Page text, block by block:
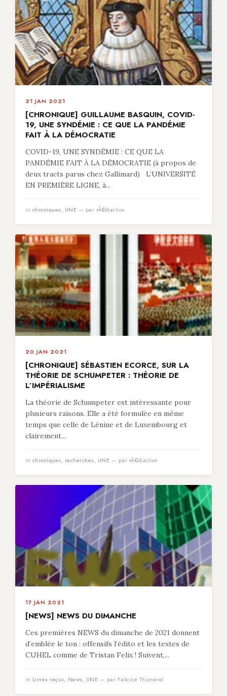
21 JAN 2021
[CHRONIQUE] GUILLAUME BASQUIN, COVID-
19, UNE SYNDÉMIE : CE QUE LA PANDÉMIE
FAIT À LA DÉMOCRATIE
COVID-19, UNE SYNDÉMIE : CE QUE LA
PANDÉMIE FAIT À LA DÉMOCRATIE (à propos de
deux tracts parus chez Gallimard) L’UNIVERSITÉ
EN PREMIÈRE LIGNE, à...
in chroniques, UNE — par rÃ©daction
20 JAN 2021
[CHRONIQUE] SÉBASTIEN ECORCE, SUR LA
THÉORIE DE SCHUMPETER : THÉORIE DE
L’IMPÉRIALISME
La théorie de Schumpeter est intéressante pour
plusieurs raisons. Elle a été formulée en même
temps que celle de Lénine et de Luxembourg et
clairement...
in chroniques, recherches, UNE — par rÃ©daction
17 JAN 2021
[NEWS] NEWS DU DIMANCHE
Ces premières NEWS du dimanche de 2021 donnent
d’emblée le ton : offensifs l’édito et les textes de
CUHEL comme de Tristan Felix ! Suivent,...
in Livres reçus, News, UNE — par Fabrice Thumerel